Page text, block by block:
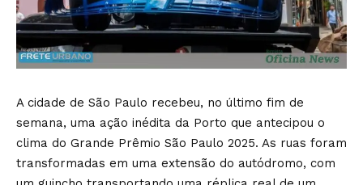
A cidade de São Paulo recebeu, no último fim de
semana, uma ação inédita da Porto que antecipou o
clima do Grande Prêmio São Paulo 2025. As ruas foram
transformadas em uma extensão do autódromo, com